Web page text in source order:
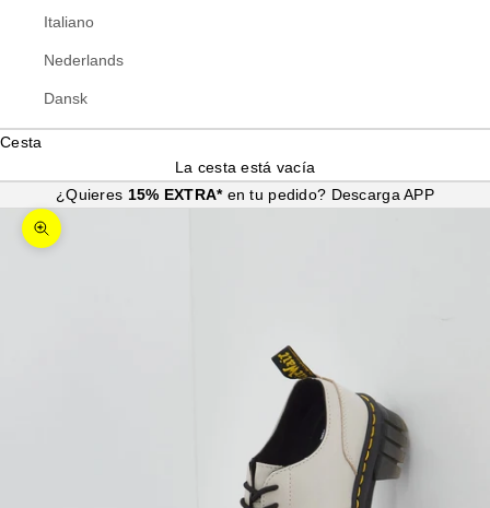
Italiano
Nederlands
Dansk
Cesta
La cesta está vacía
¿Quieres 15% EXTRA* en tu pedido? Descarga APP
Zoom